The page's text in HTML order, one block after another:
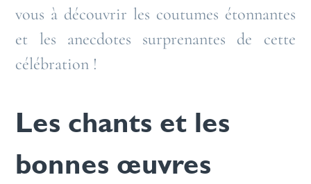
vous à découvrir les coutumes étonnantes
et les anecdotes surprenantes de cette
célébration !
Les chants et les
bonnes œuvres